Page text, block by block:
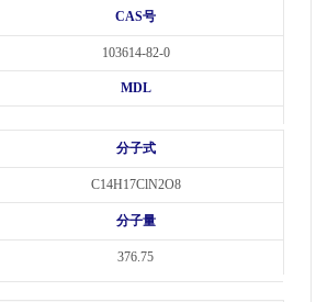
CAS号
103614-82-0
MDL
分子式
C14H17ClN2O8
分子量
376.75